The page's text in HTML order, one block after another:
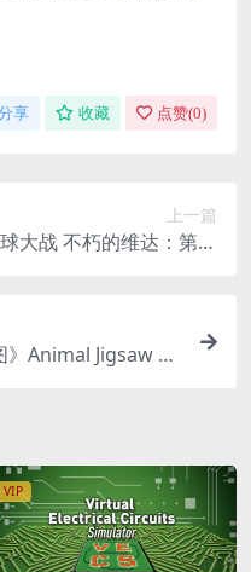
享 收藏 点赞(0)
上一篇
大战 不朽的维达：第二
Animal Jigsaw V
VIP